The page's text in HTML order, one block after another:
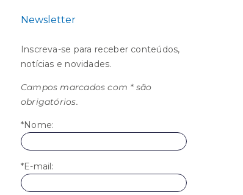
Newsletter
Inscreva-se para receber conteúdos,
notícias e novidades.
Campos marcados com * são
obrigatórios.
*Nome:
*E-mail: